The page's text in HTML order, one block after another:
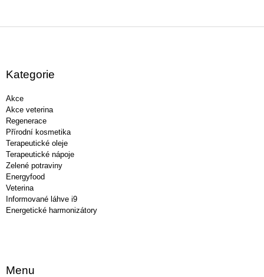
Kategorie
Akce
Akce veterina
Regenerace
Přírodní kosmetika
Terapeutické oleje
Terapeutické nápoje
Zelené potraviny
Energyfood
Veterina
Informované láhve i9
Energetické harmonizátory
Menu